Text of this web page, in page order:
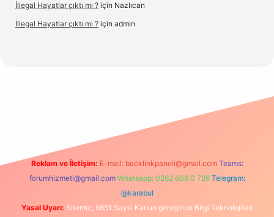
İllegal Hayatlar çıktı mı ? için Nazlıcan
İllegal Hayatlar çıktı mı ? için admin
Reklam ve İletişim: E-mail: backlinkpaneli@gmail.com Teams:
forumhizmeti@gmail.com Whatsapp: 0262 606 0 726 Telegram:
@karabul
Yasal Uyarı: Sitemiz, 5651 Sayılı Kanun gereğince Bilgi Teknolojileri